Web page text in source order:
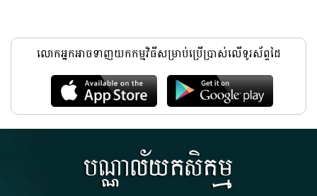
លោកអ្នកអាចទាញយកកម្មវិធីសម្រាប់ប្រើប្រាស់លើទូរស័ព្ទដៃ